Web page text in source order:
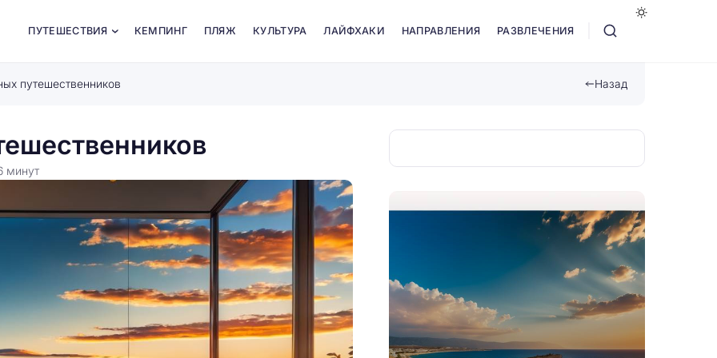
ПУТЕШЕСТВИЯ КЕМПИНГ ПЛЯЖ КУЛЬТУРА ЛАЙФХАКИ НАПРАВЛЕНИЯ РАЗВЛЕЧЕНИЯ
путешественников Назад
минут